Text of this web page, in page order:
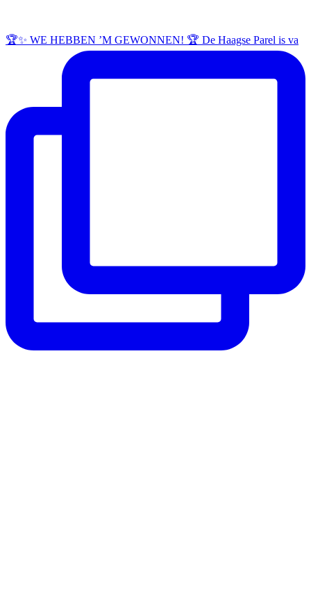
🏆✨ WE HEBBEN ’M GEWONNEN! 🏆 De Haagse Parel is va